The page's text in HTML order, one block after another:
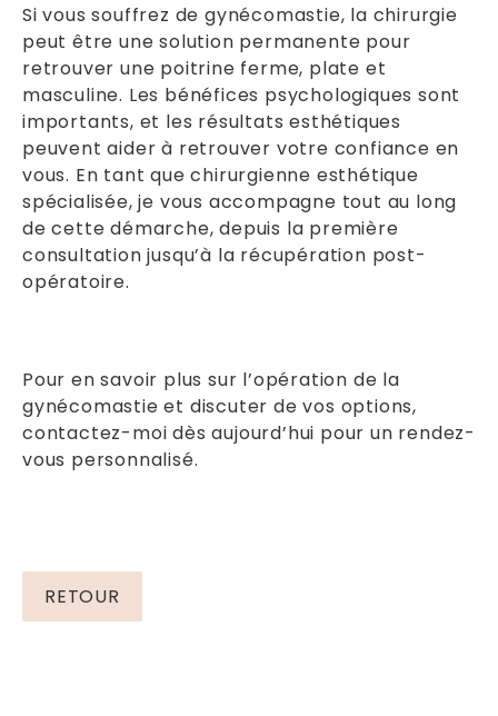
Si vous souffrez de gynécomastie, la chirurgie
peut être une solution permanente pour
retrouver une poitrine ferme, plate et
masculine. Les bénéfices psychologiques sont
importants, et les résultats esthétiques
peuvent aider à retrouver votre confiance en
vous. En tant que chirurgienne esthétique
spécialisée, je vous accompagne tout au long
de cette démarche, depuis la première
consultation jusqu’à la récupération post-
opératoire.
Pour en savoir plus sur l’opération de la
gynécomastie et discuter de vos options,
contactez-moi dès aujourd’hui pour un rendez-
vous personnalisé.
RETOUR